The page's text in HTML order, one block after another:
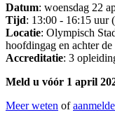
Datum: woensdag 22
Tijd: 13:00 - 16:15 uur
Locatie: Olympisch
hoofdingag en achter de
Accreditatie: 3
Meld u vóór 1 april
Meer weten of